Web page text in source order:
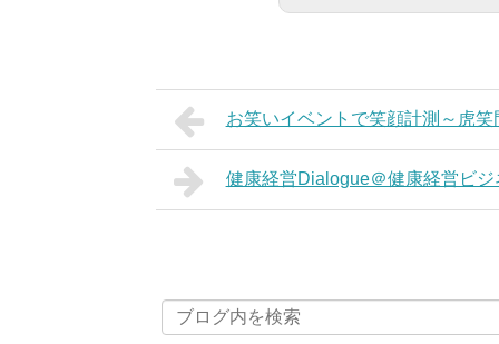
お笑いイベントで笑顔計測～虎笑
健康経営Dialogue＠健康経営ビジ